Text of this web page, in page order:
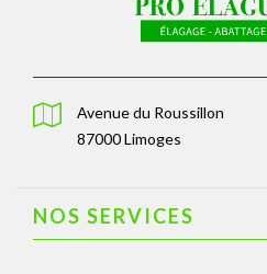
Avenue du Roussillon
87000 Limoges
NOS SERVICES